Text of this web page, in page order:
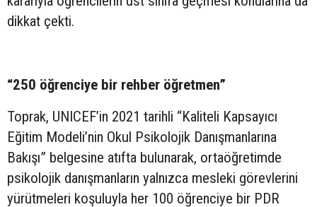
dikkat çekti.
“250 öğrenciye bir rehber öğretmen”
Toprak, UNICEF’in 2021 tarihli “Kaliteli Kapsayıcı
Eğitim Modeli’nin Okul Psikolojik Danışmanlarına
Bakışı” belgesine atıfta bulunarak, ortaöğretimde
psikolojik danışmanların yalnızca mesleki görevlerini
yürütmeleri koşuluyla her 100 öğrenciye bir PDR